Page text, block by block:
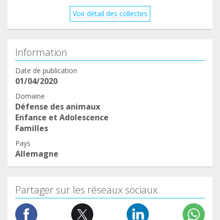
Voir détail des collectes
Information
Date de publication
01/04/2020
Domaine
Défense des animaux
Enfance et Adolescence
Familles
Pays
Allemagne
Partager sur les réseaux sociaux